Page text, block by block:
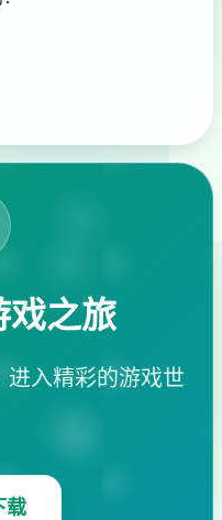
戏之旅
进入精彩的游戏世
载